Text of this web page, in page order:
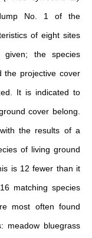
No. 1 of the
of eight sites
the species
the projective cover
It is indicated to
cover belong.
the results of a
of living ground
is 12 fewer than it
matching species
most often found
meadow bluegrass